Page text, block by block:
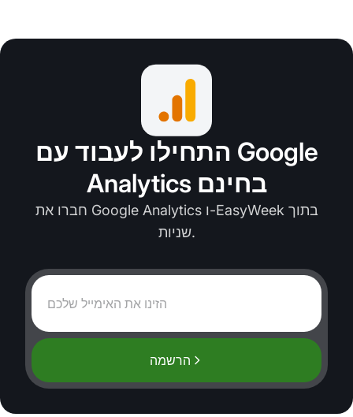
התחילו לעבוד עם Google
Analytics בחינם
חברו את Google Analytics ו-EasyWeek בתוך
שניות.
הרשמה